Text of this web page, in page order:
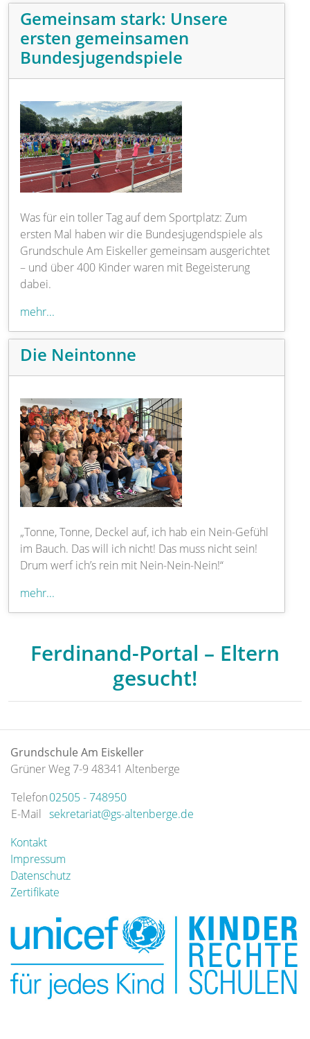
Gemeinsam stark: Unsere
ersten gemeinsamen
Bundesjugendspiele
Was für ein toller Tag auf dem Sportplatz: Zum
ersten Mal haben wir die Bundesjugendspiele als
Grundschule Am Eiskeller gemeinsam ausgerichtet
– und über 400 Kinder waren mit Begeisterung
dabei.
mehr...
Die Neintonne
„Tonne, Tonne, Deckel auf, ich hab ein Nein-Gefühl
im Bauch. Das will ich nicht! Das muss nicht sein!
Drum werf ich’s rein mit Nein-Nein-Nein!“
mehr...
Ferdinand-Portal – Eltern
gesucht!
Grundschule Am Eiskeller
Grüner Weg 7-9 48341 Altenberge
Telefon
E-Mail
02505 - 748950
sekretariat@gs-altenberge.de
Kontakt
Impressum
Datenschutz
Zertifikate